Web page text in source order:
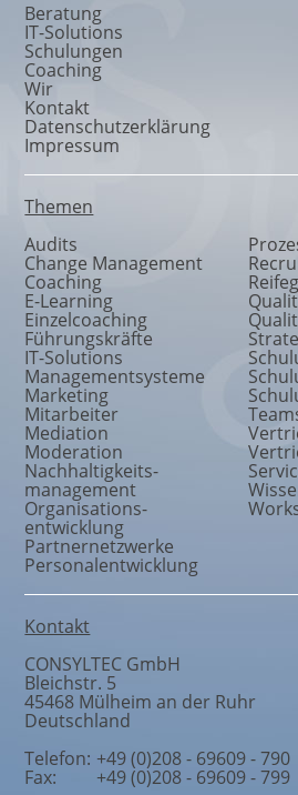
Beratung
IT-Solutions
Schulungen
Coaching
Wir
Kontakt
Datenschutzerklärung
Impressum
Themen
Audits
Change Management
Coaching
E-Learning
Einzelcoaching
Führungskräfte
IT-Solutions
Managementsysteme
Marketing
Mitarbeiter
Mediation
Moderation
Nachhaltigkeits-
management
Organisations-
entwicklung
Partnernetzwerke
Personalentwicklung
Kontakt
CONSYLTEC GmbH
Bleichstr. 5
45468 Mülheim an der Ruhr
Deutschland
Telefon: +49 (0)208 - 69609 - 790
Fax: +49 (0)208 - 69609 - 799